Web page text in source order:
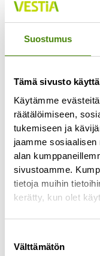
Suostumus
Tämä sivusto
Käytämme
räätälöimiseen,
tukemiseen ja
jaamme
alan
sivustoamme.
tietoja muihin
kerätty, kun olet
valinta
Välttämätön
talvella
7.1.2026
astian